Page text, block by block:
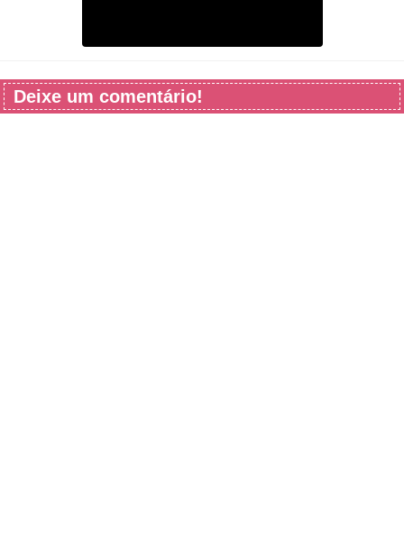
Deixe um comentário!